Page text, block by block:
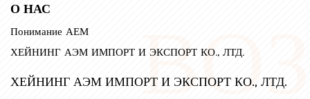
ВОЗ
О НАС
Понимание АЕМ
ХЕЙНИНГ АЭМ ИМПОРТ И ЭКСПОРТ КО., ЛТД.
ХЕЙНИНГ АЭМ ИМПОРТ И ЭКСПОРТ КО., ЛТД.